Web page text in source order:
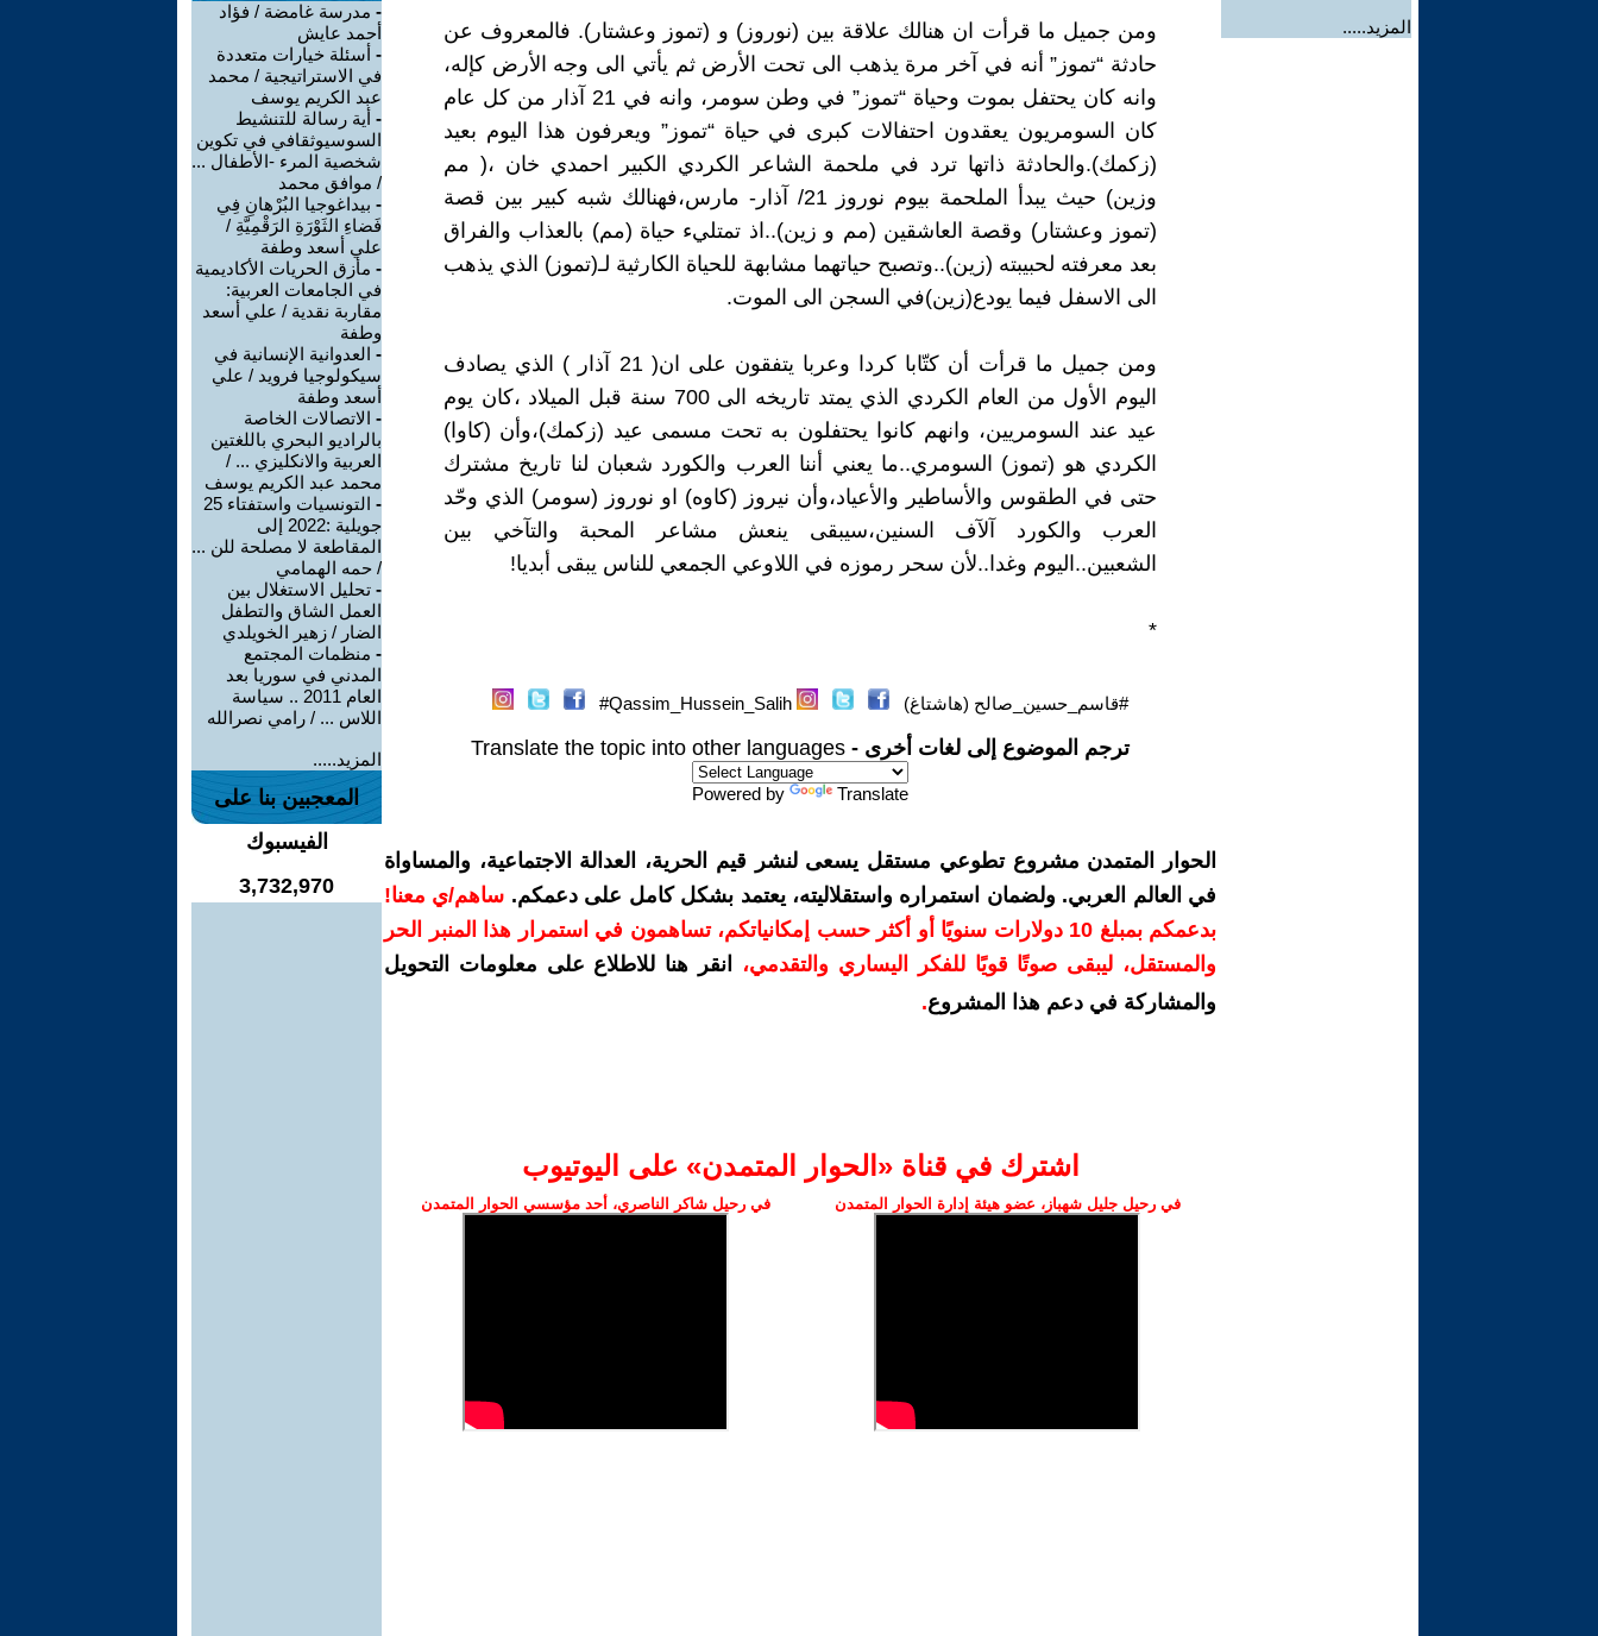
المزيد.....
ومن جميل ما قرأت ان هنالك علاقة بين (نوروز) و (تموز وعشتار). فالمعروف عن
حادثة “تموز” أنه في آخر مرة يذهب الى تحت الأرض ثم يأتي الى وجه الأرض كإله،
وانه كان يحتفل بموت وحياة “تموز” في وطن سومر، وانه في 21 آذار من كل عام
كان السومريون يعقدون احتفالات كبرى في حياة “تموز” ويعرفون هذا اليوم بعيد
(زكمك).والحادثة ذاتها ترد في ملحمة الشاعر الكردي الكبير احمدي خان ،( مم
وزين) حيث يبدأ الملحمة بيوم نوروز 21/ آذار- مارس،فهنالك شبه كبير بين قصة
(تموز وعشتار) وقصة العاشقين (مم و زين)..اذ تمتليء حياة (مم) بالعذاب والفراق
بعد معرفته لحبيبته (زين)..وتصبح حياتهما مشابهة للحياة الكارثية لـ(تموز) الذي يذهب
الى الاسفل فيما يودع(زين)في السجن الى الموت.
ومن جميل ما قرأت أن كتّابا كردا وعربا يتفقون على ان( 21 آذار ) الذي يصادف
اليوم الأول من العام الكردي الذي يمتد تاريخه الى 700 سنة قبل الميلاد ،كان يوم
عيد عند السومريين، وانهم كانوا يحتفلون به تحت مسمى عيد (زكمك)،وأن (كاوا)
الكردي هو (تموز) السومري..ما يعني أننا العرب والكورد شعبان لنا تاريخ مشترك
حتى في الطقوس والأساطير والأعياد،وأن نيروز (كاوه) او نوروز (سومر) الذي وحّد
العرب والكورد آلآف السنين،سيبقى ينعش مشاعر المحبة والتآخي بين
الشعبين..اليوم وغدا..لأن سحر رموزه في اللاوعي الجمعي للناس يبقى أبديا!
*
#قاسم_حسين_صالح (هاشتاغ) Qassim_Hussein_Salih#
ترجم الموضوع إلى لغات أخرى - Translate the topic into other languages
Powered by Translate
الحوار المتمدن مشروع تطوعي مستقل يسعى لنشر قيم الحرية، العدالة الاجتماعية، والمساواة
في العالم العربي. ولضمان استمراره واستقلاليته، يعتمد بشكل كامل على دعمكم. ساهم/ي معنا!
بدعمكم بمبلغ 10 دولارات سنويًا أو أكثر حسب إمكانياتكم، تساهمون في استمرار هذا المنبر الحر
والمستقل، ليبقى صوتًا قويًا للفكر اليساري والتقدمي،
انقر هنا للاطلاع على معلومات التحويل
والمشاركة في دعم هذا المشروع.
اشترك في قناة ‫«الحوار المتمدن» على اليوتيوب
في رحيل جليل شهباز، عضو هيئة إدارة الحوار المتمدن في رحيل شاكر الناصري، أحد مؤسسي الحوار المتمدن
- مدرسة غامضة / فؤاد
أحمد عايش
- أسئلة خيارات متعددة
في الاستراتيجية / محمد
عبد الكريم يوسف
- أية رسالة للتنشيط
السوسيوثقافي في تكوين
شخصية المرء -الأطفال ...
/ موافق محمد
- بيداغوجيا البُرْهانِ فِي
فَضاءِ الثَوْرَةِ الرَقْمِيَّةِ /
علي أسعد وطفة
- مأزق الحريات الأكاديمية
في الجامعات العربية:
مقاربة نقدية / علي أسعد
وطفة
- العدوانية الإنسانية في
سيكولوجيا فرويد / علي
أسعد وطفة
- الاتصالات الخاصة
بالراديو البحري باللغتين
العربية والانكليزي ... /
محمد عبد الكريم يوسف
-
التونسيات واستفتاء 25
جويلية :2022 إلى
المقاطعة لا مصلحة للن ...
/ حمه الهمامي
- تحليل الاستغلال بين
العمل الشاق والتطفل
الضار / زهير الخويلدي
- منظمات المجتمع
المدني في سوريا بعد
العام 2011 .. سياسة
اللاس ... / رامي نصرالله
المزيد.....
المعجبين بنا على
الفيسبوك
3,732,970